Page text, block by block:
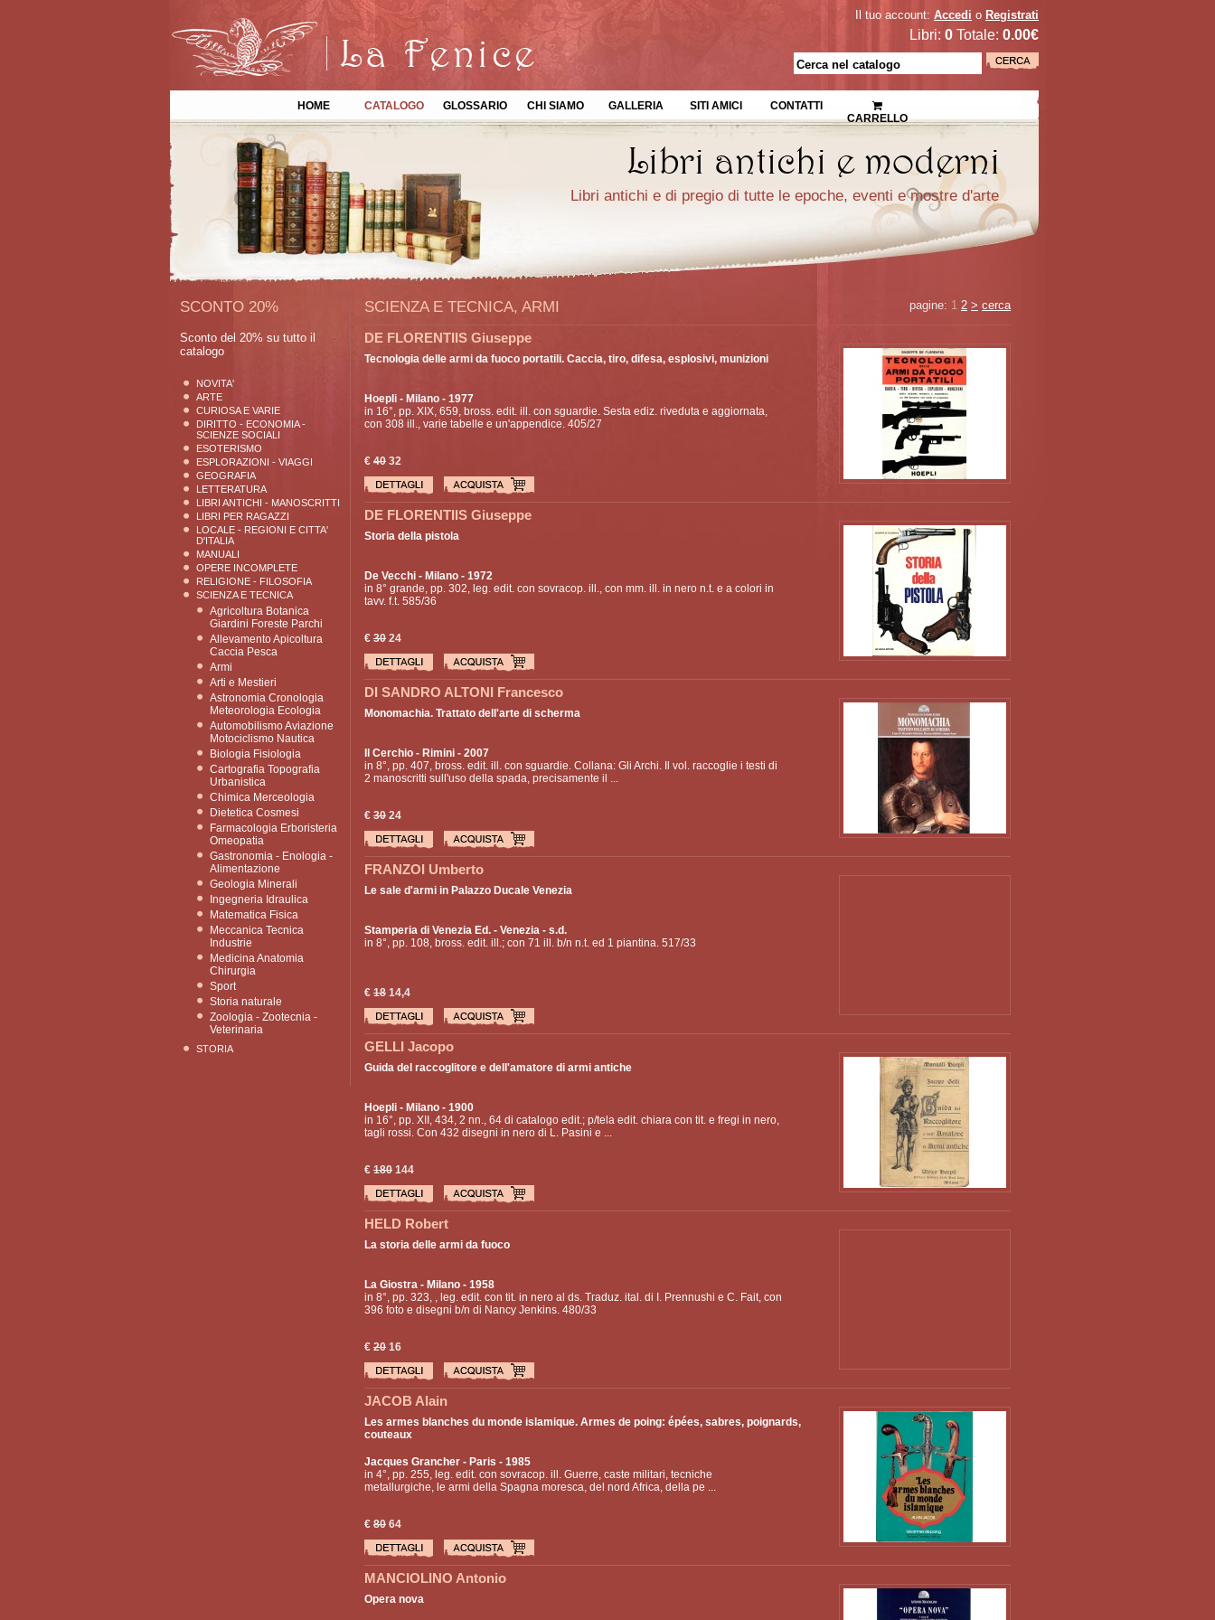
Il tuo account: Accedi o Registrati
Libri: 0 Totale: 0.00€
HOME CATALOGO GLOSSARIO CHI SIAMO GALLERIA SITI AMICI
CONTATTI
CARRELLO
Libri antichi e di pregio di tutte le epoche, eventi e mostre d'arte
SCONTO 20%
Sconto del 20% su tutto il
catalogo
NOVITA'
ARTE
CURIOSA E VARIE
DIRITTO - ECONOMIA -
SCIENZE SOCIALI
ESOTERISMO
ESPLORAZIONI - VIAGGI
GEOGRAFIA
LETTERATURA
LIBRI ANTICHI - MANOSCRITTI
LIBRI PER RAGAZZI
LOCALE - REGIONI E CITTA'
D'ITALIA
MANUALI
OPERE INCOMPLETE
RELIGIONE - FILOSOFIA
SCIENZA E TECNICA
Agricoltura Botanica
Giardini Foreste Parchi
Allevamento Apicoltura
Caccia Pesca
Armi
Arti e Mestieri
Astronomia Cronologia
Meteorologia Ecologia
Automobilismo Aviazione
Motociclismo Nautica
Biologia Fisiologia
Cartografia Topografia
Urbanistica
Chimica Merceologia
Dietetica Cosmesi
Farmacologia Erboristeria
Omeopatia
Gastronomia - Enologia -
Alimentazione
Geologia Minerali
Ingegneria Idraulica
Matematica Fisica
Meccanica Tecnica
Industrie
Medicina Anatomia
Chirurgia
Sport
Storia naturale
Zoologia - Zootecnia -
Veterinaria
STORIA
pagine: 1 2 > cerca
SCIENZA E TECNICA, ARMI
DE FLORENTIIS Giuseppe
Tecnologia delle armi da fuoco portatili. Caccia, tiro, difesa, esplosivi, munizioni
Hoepli - Milano - 1977
in 16°, pp. XIX, 659, bross. edit. ill. con sguardie. Sesta ediz. riveduta e aggiornata,
con 308 ill., varie tabelle e un'appendice. 405/27
€ 40 32
DE FLORENTIIS Giuseppe
Storia della pistola
De Vecchi - Milano - 1972
in 8° grande, pp. 302, leg. edit. con sovracop. ill., con mm. ill. in nero n.t. e a colori in
tavv. f.t. 585/36
€ 30 24
DI SANDRO ALTONI Francesco
Monomachia. Trattato dell'arte di scherma
Il Cerchio - Rimini - 2007
in 8°, pp. 407, bross. edit. ill. con sguardie. Collana: Gli Archi. Il vol. raccoglie i testi di
2 manoscritti sull'uso della spada, precisamente il ...
€ 30 24
FRANZOI Umberto
Le sale d'armi in Palazzo Ducale Venezia
Stamperia di Venezia Ed. - Venezia - s.d.
in 8°, pp. 108, bross. edit. ill.; con 71 ill. b/n n.t. ed 1 piantina. 517/33
€ 18 14,4
GELLI Jacopo
Guida del raccoglitore e dell'amatore di armi antiche
Hoepli - Milano - 1900
in 16°, pp. XII, 434, 2 nn., 64 di catalogo edit.; p/tela edit. chiara con tit. e fregi in nero,
tagli rossi. Con 432 disegni in nero di L. Pasini e ...
€ 180 144
HELD Robert
La storia delle armi da fuoco
La Giostra - Milano - 1958
in 8°, pp. 323, , leg. edit. con tit. in nero al ds. Traduz. ital. di I. Prennushi e C. Fait, con
396 foto e disegni b/n di Nancy Jenkins. 480/33
€ 20 16
JACOB Alain
Les armes blanches du monde islamique. Armes de poing: épées, sabres, poignards,
couteaux
Jacques Grancher - Paris - 1985
in 4°, pp. 255, leg. edit. con sovracop. ill. Guerre, caste militari, tecniche
metallurgiche, le armi della Spagna moresca, del nord Africa, della pe ...
€ 80 64
MANCIOLINO Antonio
Opera nova